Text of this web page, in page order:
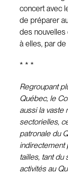
concert avec
de préparer
des nouvelles
à elles, par de
* * *
Regroupant
Québec, le
aussi la vaste
sectorielles,
patronale du
tailles, tant du
activités au